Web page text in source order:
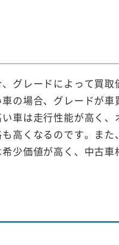
グレードによって買
の場合、グレードが
車は走行性能が高く
高くなるのです。ま
少価値が高く、中古